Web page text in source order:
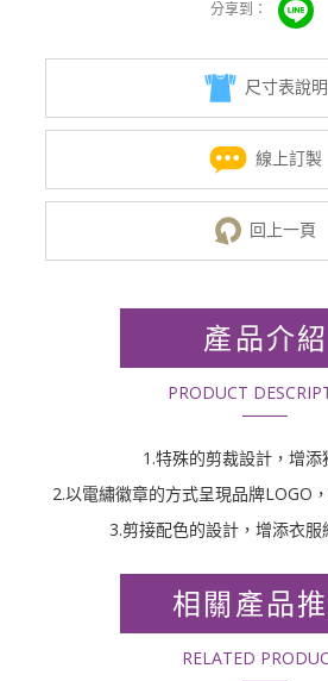
尺寸表說明
線上訂製
回上一頁
產品介紹
PRODUCT
1.特殊的剪裁設計，增添
2.以電繡徽章的方式呈現品牌LOGO
3.剪接配色的設計，增添衣服
相關產品
RELATED